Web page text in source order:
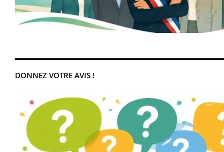
DONNEZ VOTRE AVIS !